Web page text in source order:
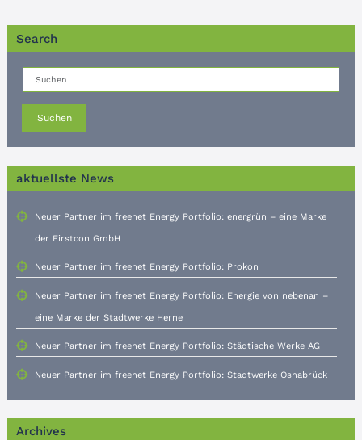
Search
Suchen
aktuellste News
Neuer Partner im freenet Energy Portfolio: energrün – eine Marke
der Firstcon GmbH
Neuer Partner im freenet Energy Portfolio: Prokon
Neuer Partner im freenet Energy Portfolio: Energie von nebenan –
eine Marke der Stadtwerke Herne
Neuer Partner im freenet Energy Portfolio: Städtische Werke AG
Neuer Partner im freenet Energy Portfolio: Stadtwerke Osnabrück
Archives